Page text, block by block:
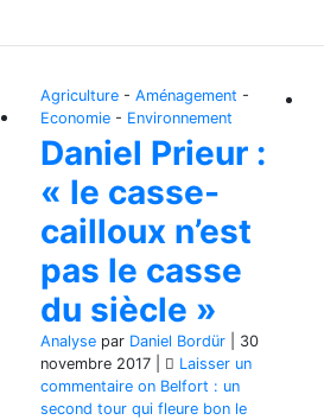
Agriculture - Aménagement -
Economie - Environnement
Daniel Prieur :
« le casse-
cailloux n’est
pas le casse
du siècle »
Analyse par Daniel Bordür
30
novembre 2017
Laisser un
commentaire on Belfort : un
second tour qui fleure bon le